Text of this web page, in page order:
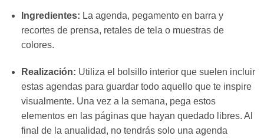
Ingredientes: La agenda, pegamento en barra y
recortes de prensa, retales de tela o muestras de
colores.
Realización: Utiliza el bolsillo interior que suelen incluir
estas agendas para guardar todo aquello que te inspire
visualmente. Una vez a la semana, pega estos
elementos en las páginas que hayan quedado libres. Al
final de la anualidad, no tendrás solo una agenda